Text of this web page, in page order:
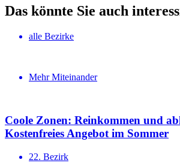
Das könnte Sie auch
alle Bezirke
Mehr Miteinander
Coole Zonen: Reinkommen und
Kosten­freies Angebot im Sommer
22. Bezirk